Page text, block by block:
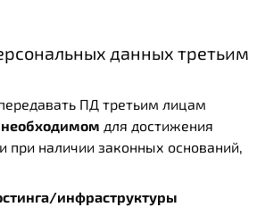
данных третьим
ПД третьим лицам
необходимом для достижения
при наличии законных оснований,
инфраструктуры